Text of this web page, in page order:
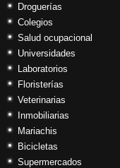
Droguerías
Colegios
Salud ocupacional
Universidades
Laboratorios
Floristerías
Veterinarias
Inmobiliarias
Mariachis
Bicicletas
Supermercados